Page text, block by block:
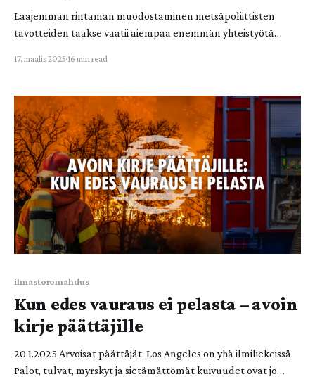
Laajemman rintaman muodostaminen metsäpoliittisten
tavotteiden taakse vaatii aiempaa enemmän yhteistyötä
Lusto-hankkeelle tehtyyn haastattelututkimukseen, ja se on
julkaistu myös Koneen säätiön Kaivolla-blogissa. Teksti: Topi-
Matti Heikkola Ympäristöliike tarvitsee liittolaisia
metsäpolitiikassa. Tieteelliset tulokset ovat selvi
17. maalis 2025 16 min read
ilmastoromahdus
Kun edes vauraus ei pelasta – avoin
kirje päättäjille
20.1.2025 Arvoisat päättäjät. Los Angeles on yhä ilmiliekeissä.
Palot, tulvat, myrskyt ja sietämättömät kuivuudet ovat jo